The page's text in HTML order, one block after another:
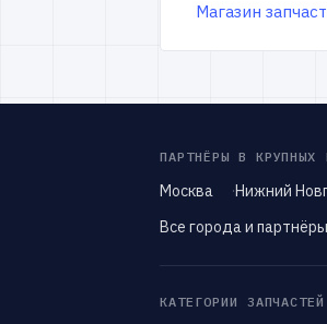
Магазин
ПАРТНЁРЫ В КРУПНЫХ
Москва Нижний
Все города и
КАТЕГОРИИ ЗАПЧАСТЕЙ